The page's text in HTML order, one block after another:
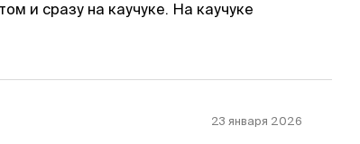
и сразу на каучуке. На каучуке
23 января 2026